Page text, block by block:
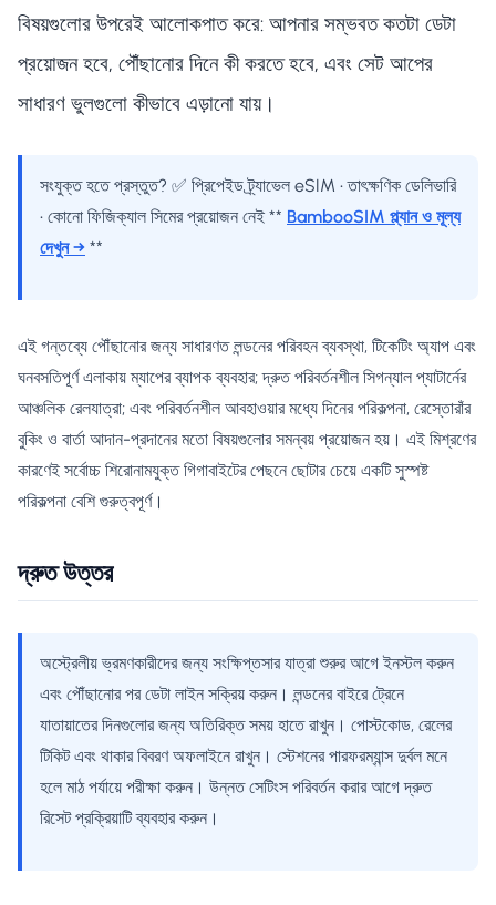
বিষয়গুলোর উপরেই আলোকপাত করে: আপনার সম্ভবত কতটা ডেটা
প্রয়োজন হবে, পৌঁছানোর দিনে কী করতে হবে, এবং সেট আপের
সাধারণ ভুলগুলো কীভাবে এড়ানো যায়।
সংযুক্ত হতে প্রস্তুত? ✅ প্রিপেইড ট্র্যাভেল eSIM • তাৎক্ষণিক ডেলিভারি
• কোনো ফিজিক্যাল সিমের প্রয়োজন নেই ** BambooSIM প্ল্যান ও মূল্য
দেখুন → **
এই গন্তব্যে পৌঁছানোর জন্য সাধারণত লন্ডনের পরিবহন ব্যবস্থা, টিকেটিং অ্যাপ এবং
ঘনবসতিপূর্ণ এলাকায় ম্যাপের ব্যাপক ব্যবহার; দ্রুত পরিবর্তনশীল সিগন্যাল প্যাটার্নের
আঞ্চলিক রেলযাত্রা; এবং পরিবর্তনশীল আবহাওয়ার মধ্যে দিনের পরিকল্পনা, রেস্তোরাঁর
বুকিং ও বার্তা আদান-প্রদানের মতো বিষয়গুলোর সমন্বয় প্রয়োজন হয়। এই মিশ্রণের
কারণেই সর্বোচ্চ শিরোনামযুক্ত গিগাবাইটের পেছনে ছোটার চেয়ে একটি সুস্পষ্ট
পরিকল্পনা বেশি গুরুত্বপূর্ণ।
দ্রুত উত্তর
অস্ট্রেলীয় ভ্রমণকারীদের জন্য সংক্ষিপ্তসার যাত্রা শুরুর আগে ইনস্টল করুন
এবং পৌঁছানোর পর ডেটা লাইন সক্রিয় করুন। লন্ডনের বাইরে ট্রেনে
যাতায়াতের দিনগুলোর জন্য অতিরিক্ত সময় হাতে রাখুন। পোস্টকোড, রেলের
টিকিট এবং থাকার বিবরণ অফলাইনে রাখুন। স্টেশনের পারফরম্যান্স দুর্বল মনে
হলে মাঠ পর্যায়ে পরীক্ষা করুন। উন্নত সেটিংস পরিবর্তন করার আগে দ্রুত
রিসেট প্রক্রিয়াটি ব্যবহার করুন।